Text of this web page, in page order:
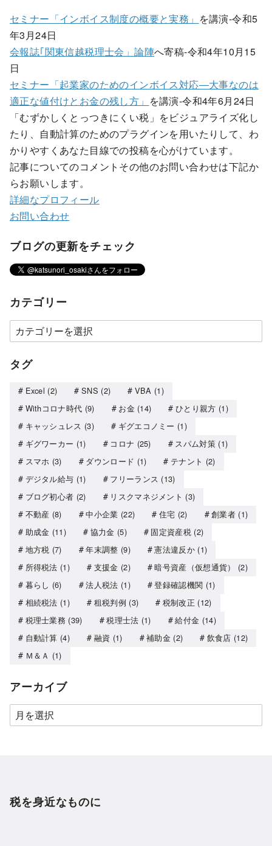
セミナー「インボイス制度の概要と実務」 を講演-令和5
年3月24日
会報誌｢関東信越税理士会」論陣へ寄稿-令和4年10月15
日
セミナー「起業家のためのインボイス対応―大事なのは
適正な値付けとお金の残し方」 を講演-令和4年6月24日
「むずかしくとっつきにくい税」をビジュアライズ化し
たり、自動計算のためのプラグインを用いたりして、わ
かりやすくあなた目線での投稿を心がけています。
記事についてのコメントその他のお問い合わせは下記か
らお願いします。
詳細なプロフィール
お問い合わせ
ブログの更新をチェック
カテゴリー
タグ
Excel (2) SNS (2) VBA (1)
Withコロナ時代 (9) お金(14) ひとり親方 (1)
キャッシュレス (3) ギグエコノミー (1)
ギグワーカー (1) コロナ (25) スパム対策(1)
スマホ (3) ダウンロード (1) テナント (2)
デジタル給与 (1) フリーランス (13)
ブログ初心者 (2) リスクマネジメント (3)
不動産 (8) 中小企業 (22) 住宅 (2) 創業者 (1)
助成金 (11) 協力金 (5) 固定資産税(2)
地方税 (7) 年末調整 (9) 憲法違反か(1)
所得税法 (1) 支援金 (2) 暗号資産（仮想通貨）
(2)
暮らし (6) 法人税法 (1) 登録確認機関 (1)
相続税法 (1) 租税判例 (3) 税制改正 (12)
税理士業務 (39) 税理士法 (1) 給付金 (14)
自動計算 (4) 融資 (1) 補助金 (2) 飲食店 (12)
Ｍ＆Ａ (1)
アーカイブ
税を身近なものに